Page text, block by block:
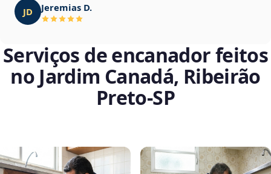
JD Jeremias D.
Serviços de encanador feitos
no Jardim Canadá, Ribeirão
Preto‑SP